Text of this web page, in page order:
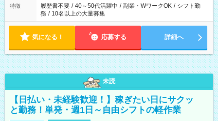
特徴 履歴書不要 / 40～50代活躍中 / 副業・WワークOK / シフト勤
務 / 10名以上の大量募集
気になる！ 応募する 詳細へ
未読
【日払い・未経験歓迎！】稼ぎたい日にサクッ
と勤務！単発・週1日～自由シフトの軽作業